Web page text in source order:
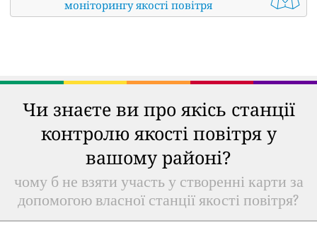
моніторингу якості повітря
Чи знаєте ви про якісь станції
контролю якості повітря у
вашому районі?
чому б не взяти участь у створенні карти за
допомогою власної станції якості повітря?